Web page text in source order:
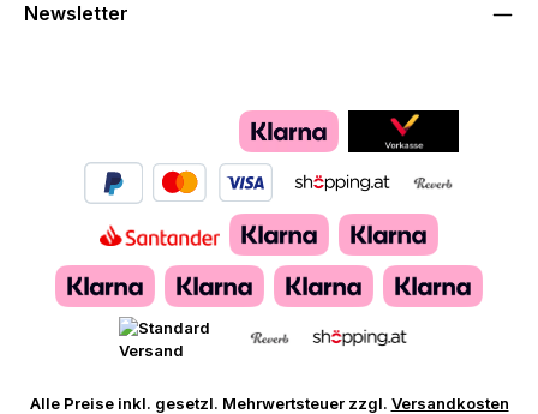
Newsletter
Alle Preise inkl. gesetzl. Mehrwertsteuer zzgl. Versandkosten